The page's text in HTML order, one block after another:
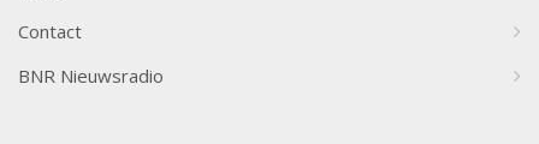
Contact
BNR Nieuwsradio